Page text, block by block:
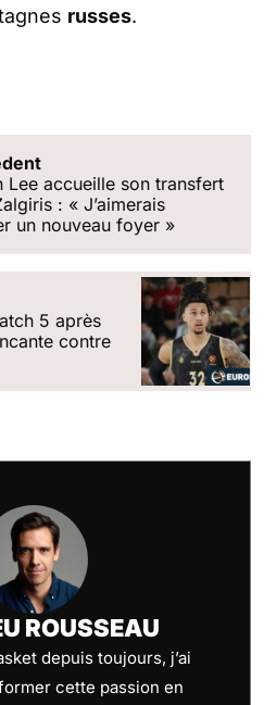
russes.
Lee accueille son transfert
: « J’aimerais
un nouveau foyer »
5 après
contre
ROUSSEAU
depuis toujours, j’ai
cette passion en